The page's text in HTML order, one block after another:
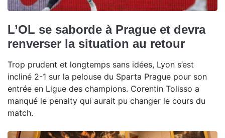
L’OL se saborde à Prague et devra
renverser la situation au retour
Trop prudent et longtemps sans idées, Lyon s’est
incliné 2-1 sur la pelouse du Sparta Prague pour son
entrée en Ligue des champions. Corentin Tolisso a
manqué le penalty qui aurait pu changer le cours du
match.